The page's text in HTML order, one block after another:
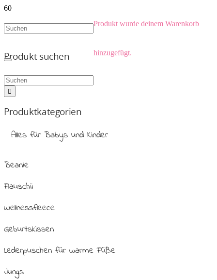
Produkt wurde deinem Warenkorb
hinzugefügt.
Produkt suchen
Produktkategorien
Alles für Babys und Kinder
Beanie
Flauschii
Wellnessfleece
Geburtskissen
Lederpuschen für warme Füße
Jungs